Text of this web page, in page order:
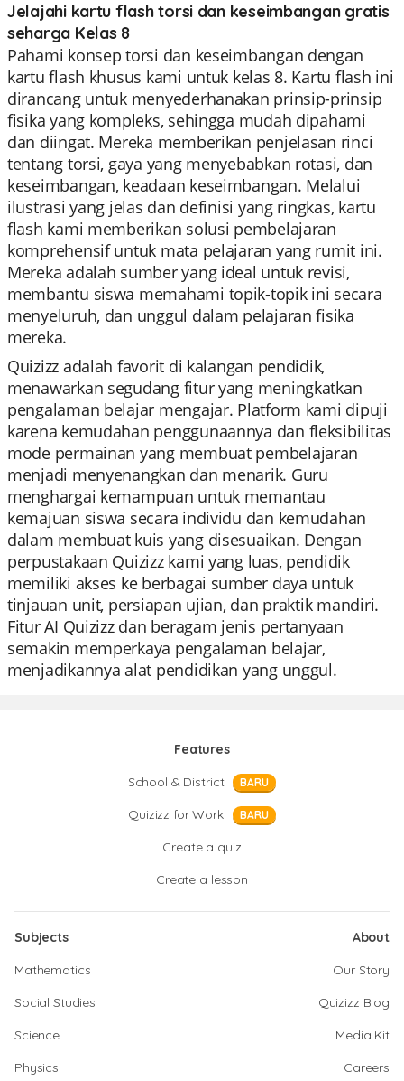
Jelajahi kartu flash torsi dan keseimbangan gratis
seharga Kelas 8
Pahami konsep torsi dan keseimbangan dengan
kartu flash khusus kami untuk kelas 8. Kartu flash ini
dirancang untuk menyederhanakan prinsip-prinsip
fisika yang kompleks, sehingga mudah dipahami
dan diingat. Mereka memberikan penjelasan rinci
tentang torsi, gaya yang menyebabkan rotasi, dan
keseimbangan, keadaan keseimbangan. Melalui
ilustrasi yang jelas dan definisi yang ringkas, kartu
flash kami memberikan solusi pembelajaran
komprehensif untuk mata pelajaran yang rumit ini.
Mereka adalah sumber yang ideal untuk revisi,
membantu siswa memahami topik-topik ini secara
menyeluruh, dan unggul dalam pelajaran fisika
mereka.
Quizizz adalah favorit di kalangan pendidik,
menawarkan segudang fitur yang meningkatkan
pengalaman belajar mengajar. Platform kami dipuji
karena kemudahan penggunaannya dan fleksibilitas
mode permainan yang membuat pembelajaran
menjadi menyenangkan dan menarik. Guru
menghargai kemampuan untuk memantau
kemajuan siswa secara individu dan kemudahan
dalam membuat kuis yang disesuaikan. Dengan
perpustakaan Quizizz kami yang luas, pendidik
memiliki akses ke berbagai sumber daya untuk
tinjauan unit, persiapan ujian, dan praktik mandiri.
Fitur AI Quizizz dan beragam jenis pertanyaan
semakin memperkaya pengalaman belajar,
menjadikannya alat pendidikan yang unggul.
Features
School & District
BARU
Quizizz for Work BARU
Create a quiz
Create a lesson
Subjects
Mathematics
Social Studies
Science
Physics
About
Our Story
Quizizz Blog
Media Kit
Careers